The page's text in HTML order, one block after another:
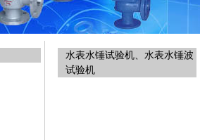
水表水锤试验机、 水表水锤波
试验机